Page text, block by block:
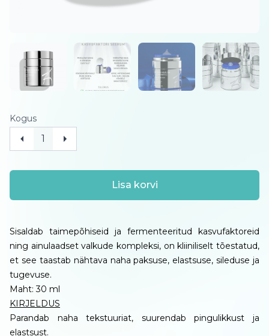
Kogus
Lisa korvi
Sisaldab taimepõhiseid ja fermenteeritud kasvufaktoreid
ning ainulaadset valkude kompleksi, on kliiniliselt tõestatud,
et see taastab nähtava naha paksuse, elastsuse, sileduse ja
tugevuse.
Maht: 30 ml
KIRJELDUS
Parandab naha tekstuuriat, suurendab pingulikkust ja
elastsust.